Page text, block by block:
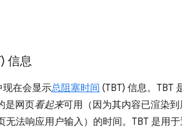
信息
现在会显示总阻塞时间 (TBT) 信息。TBT
是网页看起来可用（因为其内容已渲染
法响应用户输入）的时间。TBT 是用